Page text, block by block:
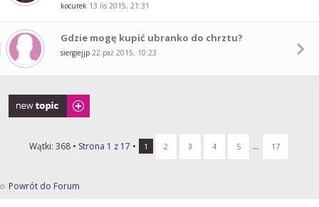
kocurek 13 lis 2015, 21:31
Gdzie mogę kupić ubranko do chrztu?
siergiejjp 22 paź 2015, 10:23
Napisz wątek
Wątki: 368 • Strona 1 z 17 • 1 2 3 4 5 ... 17
Powrót do Forum